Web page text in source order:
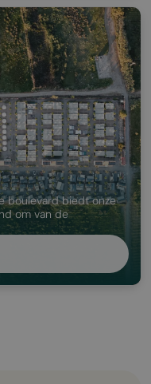
boulevard biedt onze
om van de